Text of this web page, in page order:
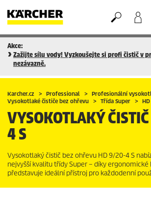
Nákupní košík
Seznam oblíbených produktů
Akce:
Zažijte sílu vody! Vyzkoušejte si profi čistič v
nezávazně.
Karcher.cz Professional
Profesionální
Vysokotlaké čističe bez ohřevu
Třída Super
VYSOKOTLAKÝ ČISTIČ
4 S
Vysokotlaký čistič bez ohřevu HD 9/20-4 S
nejvyšší kvalitu třídy Super – díky ergonomické
představuje ideální přístroj pro každodenní